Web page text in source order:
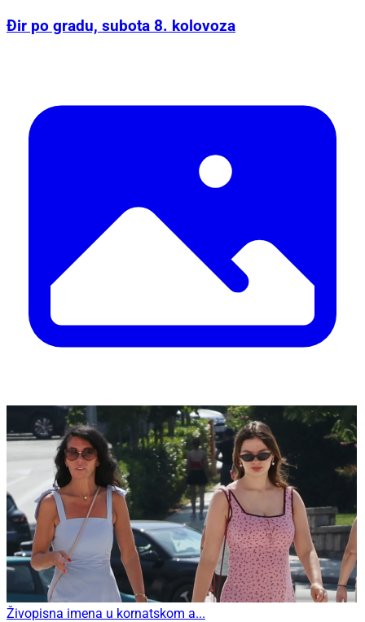
Đir po gradu, subota 8. kolovoza
Živopisna imena u kornatskom a...